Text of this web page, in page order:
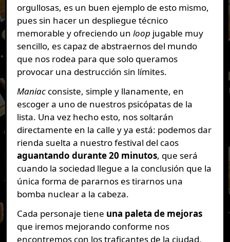
orgullosas, es un buen ejemplo de esto mismo,
pues sin hacer un despliegue técnico
memorable y ofreciendo un loop jugable muy
sencillo, es capaz de abstraernos del mundo
que nos rodea para que solo queramos
provocar una destrucción sin límites.
Maniacconsiste, simple y llanamente, en
escoger a uno de nuestros psicópatas de la
lista. Una vez hecho esto, nos soltarán
directamente en la calle y ya está: podemos dar
rienda suelta a nuestro festival del caos
aguantando durante 20 minutos, que será
cuando la sociedad llegue a la conclusión que la
única forma de pararnos es tirarnos una
bomba nuclear a la cabeza.
Cada personaje tiene una paleta de mejoras
que iremos mejorando conforme nos
encontremos con los traficantes de la ciudad,